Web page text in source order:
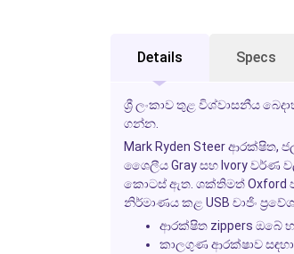
Details Specs
ශ්‍රී ලංකාව තුළ විශ්වාසනීය
ගන්න.
Mark Ryden Steer ආරක්ෂිත,
ශෛලීය Gray සහ Ivory වර්ණ
කොටස් ඇත. ශක්තිමත් Oxford
නිර්මාණය කළ USB චාජිං
ආරක්ෂිත zippers ඔබේ
කාලගුණ ආරක්ෂාව සඳහා